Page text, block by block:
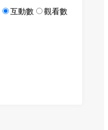
互動數 觀看數